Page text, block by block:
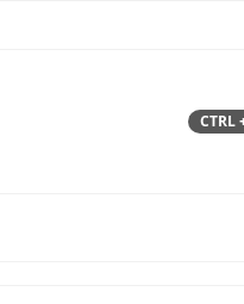
Szukaj
CTRL